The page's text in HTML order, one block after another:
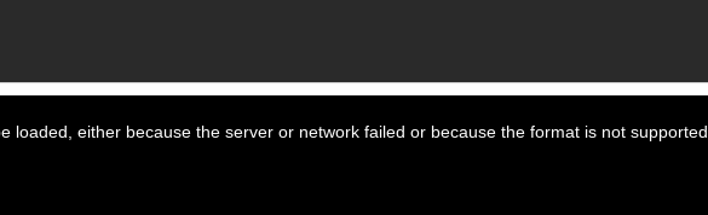
loaded, either because the server or network failed or because the format is not supported.